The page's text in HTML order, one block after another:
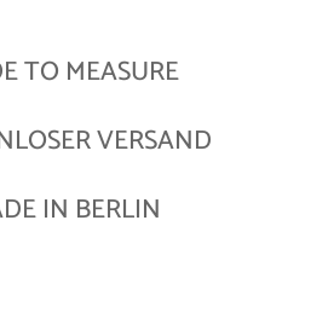
TO MEASURE
VERSAND
IN BERLIN